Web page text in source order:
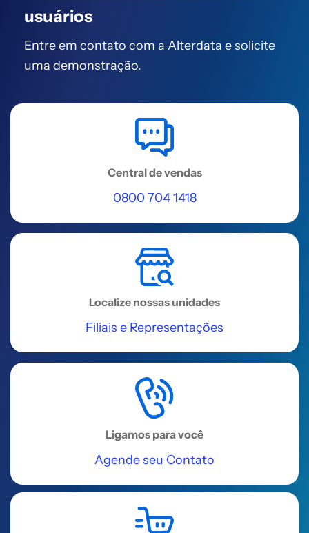
usuários
Entre em contato com a Alterdata e solicite
uma demonstração.
Central de vendas
0800 704 1418
Localize nossas unidades
Filiais e Representações
Ligamos para você
Agende seu Contato